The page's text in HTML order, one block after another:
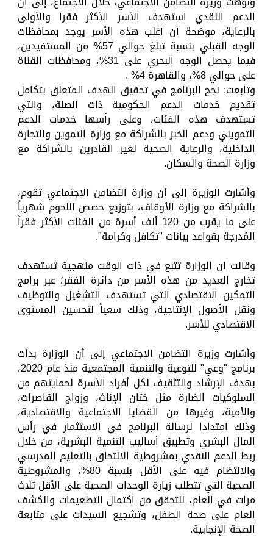
الدعم النقدي استهدف الأسر الأكثر فقرا والأولى
بالرعاية، موضحة أن أغلب هذه الأسر يوجد بمحافظات
الوجه القبلي بنسبة تبلغ حوالي 57% من المستفيدين،
فيما يحصل الوجه البحري على 31%، ومحافظات القناة
على حوالي 8%، والقاهرة 4% .
وتابعت: نجح البرنامج في تحقيق الهدف المتعلق بتكامل
تقديم خدمات الدعم الحكومية ذات الصلة، والتي
تستهدف هذه الفئات، وعلى رأسها خدمات الدعم
التمويني ودعم الخبز بالشراكة مع وزارة التموين والتجارة
الداخلية، والرعاية الصحية لغير القادرين بالشراكة مع
وزارة الصحة والسكان.
وأشارت الوزيرة إلى أن وزارة التضامن الاجتماعي تقوم،
بالشراكة مع وزارة الأوقاف، بتوزيع حصص اللحوم شهرياً
على ما يقرب من 120 ألف أسرة من الفئات الأكثر فقراً
المُدرجة بقواعد بيانات "تكافل وكرامة".
وقالت إن الوزارة تتبع في ذات الوقت منهجية تستهدف
تخارج العديد من هذه الأسر من دائرة الفقر؛ عبر برامج
التمكين الاقتصادي التي تستهدف التشغيل والتوظيف
ونقل الأصول الإنتاجية، وذلك سعياً لتحسين المستوى
الاقتصادي للأسر.
وأشارت وزيرة التضامن الاجتماعي إلى أن الوزارة بدأت
برنامج "وعي" للتوعية والتنمية المجتمعية منذ عام 2020،
بهدف الإرشاد والتثقيف لكل أفراد الأسرة لحمايتهم من
السلوكيات الضارة مثل ختان الإناث، وزواج القاصرات،
والأمية، وغيرها من القضايا الاجتماعية والاقتصادية،
وذلك امتدادا لرسالة البرنامج في الاستثمار في رأس
المال البشري وتطبيق أساليب التنمية البشرية، من خلال
ربط الدعم النقدي بمشروطية الالتحاق بالتعليم المدرسي
والانتظام فيه على الأقل بنسبة 80%، والمشروطية
الصحية التي تتطلب زيارة الوحدات الصحية على الأقل ثلاث
مرات في العام، للتحقق من اكتمال التطعيمات والكشف
العام على صحة الطفل، وتشجيع السيدات على متابعة
الصحة الإنجابية.